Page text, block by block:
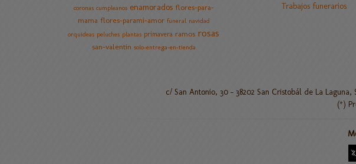
coronas cumpleanos enamorados flores-para-
mama flores-parami-amor funeral navidad
orquideas peluches plantas primavera ramos rosas
san-valentin solo-entrega-en-tienda
Trabajos funerarios
c/ San Antonio, 30 - 38202 San Cristobál de La
(*)